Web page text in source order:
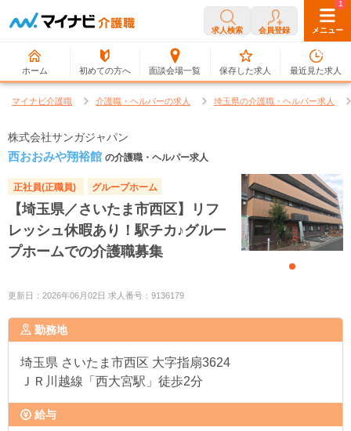
求人検索 会員登録 メニュー
ホーム 初めての方へ 面談会場一覧
0
保存した求人
1
最近見た求人
マイナビ介護職 介護職・ヘルパーの求人 埼玉県の介護職・ヘルパー求人
株式会社サンガジャパン
西おおみや翔裕館 の介護職・ヘルパー求人
正社員(正職員) グループホーム
【埼玉県／さいたま市西区】リフ
レッシュ休暇あり！駅チカ♪グルー
プホームでの介護職募集
更新日：2026年06月02日 求人番号：9136179
勤務地
埼玉県 さいたま市西区 大字指扇3624
ＪＲ川越線「西大宮駅」徒歩2分
給与